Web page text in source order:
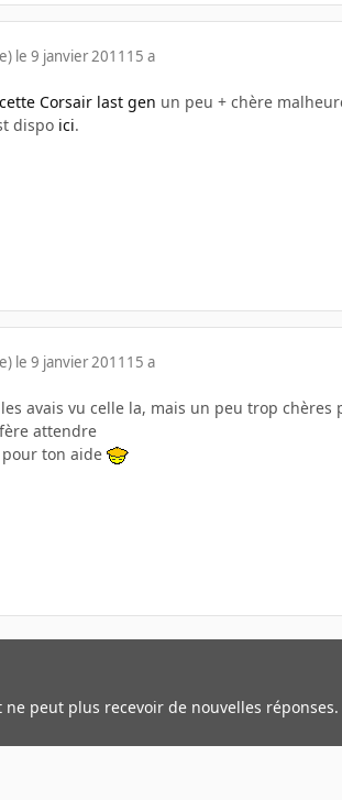
le 9 janvier 2011 15 a
cette Corsair last gen un peu + chère
dispo ici.
le 9 janvier 2011 15 a
avais vu celle la, mais un peu trop
attendre
ton aide
peut plus recevoir de nouvelles réponses.